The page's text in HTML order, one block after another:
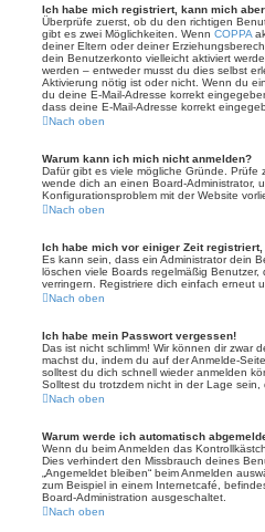
Ich habe mich registriert, kann mich
Überprüfe zuerst, ob du den richtigen
gibt es zwei Möglichkeiten. Wenn COPPA
deiner Eltern oder deiner
dein Benutzerkonto vielleicht aktiviert
werden – entweder musst du dies selbst
Aktivierung nötig ist oder nicht. Wenn du
du deine E-Mail-Adresse korrekt
dass deine E-Mail-Adresse korrekt
Nach oben
Warum kann ich mich nicht anmelden?
Dafür gibt es viele mögliche Gründe.
wende dich an einen Board-Administrator,
Konfigurationsproblem mit der Website
Nach oben
Ich habe mich vor einiger Zeit
Es kann sein, dass ein Administrator dein
löschen viele Boards regelmäßig
verringern. Registriere dich einfach erneut
Nach oben
Ich habe mein Passwort vergessen!
Das ist nicht schlimm! Wir können dir zwar
machst du, indem du auf der Anmelde-
solltest du dich schnell wieder anmelden
Solltest du trotzdem nicht in der Lage
Nach oben
Warum werde ich automatisch
Wenn du beim Anmelden das
Dies verhindert den Missbrauch deines
„Angemeldet bleiben“ beim Anmelden
zum Beispiel in einem Internetcafé,
Board-Administration ausgeschaltet.
Nach oben